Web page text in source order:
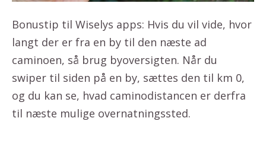
Bonustip til Wiselys apps: Hvis du vil vide, hvor
langt der er fra en by til den næste ad
caminoen, så brug byoversigten. Når du
swiper til siden på en by, sættes den til km 0,
og du kan se, hvad caminodistancen er derfra
til næste mulige overnatningssted.